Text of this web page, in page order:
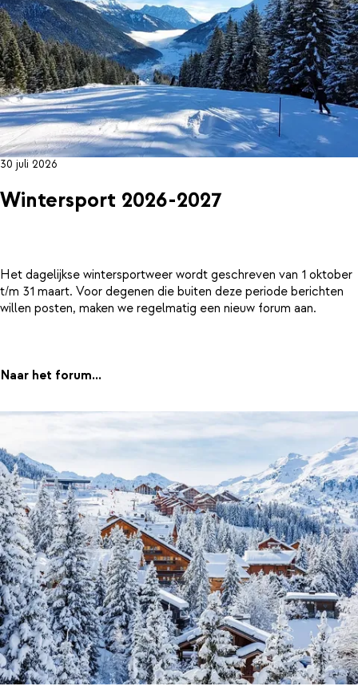
30 juli 2026
Wintersport 2026-2027
Het dagelijkse wintersportweer wordt geschreven van 1 oktober
t/m 31 maart. Voor degenen die buiten deze periode berichten
willen posten, maken we regelmatig een nieuw forum aan.
Naar het forum...